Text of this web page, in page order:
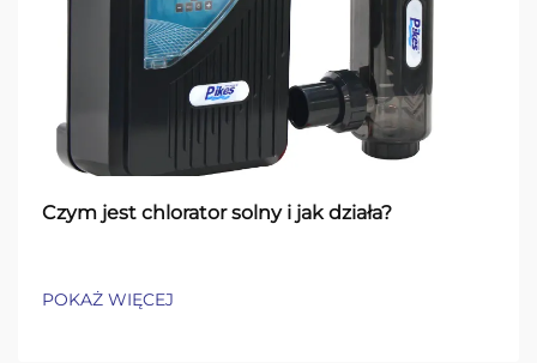
Czym jest chlorator solny i jak działa?
POKAŻ WIĘCEJ